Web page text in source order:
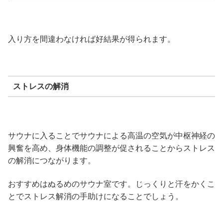
入り方を間違わなければ好結果が得られます。
ストレスの解消
サウナに入ることでサウナによる高温の空気が中枢神経の
興奮を高め、身体機能の調整が促されることからストレス
の解消につながります。
おすすめはぬるめのサウナ室です。じっくりと汗をかくこ
とでストレス解消の手助けになることでしょう。